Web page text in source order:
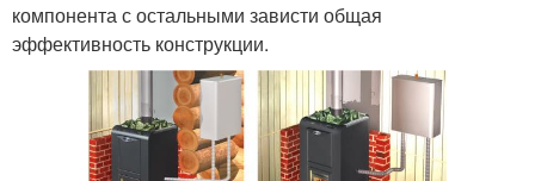
компонента с остальными зависти общая
эффективность конструкции.